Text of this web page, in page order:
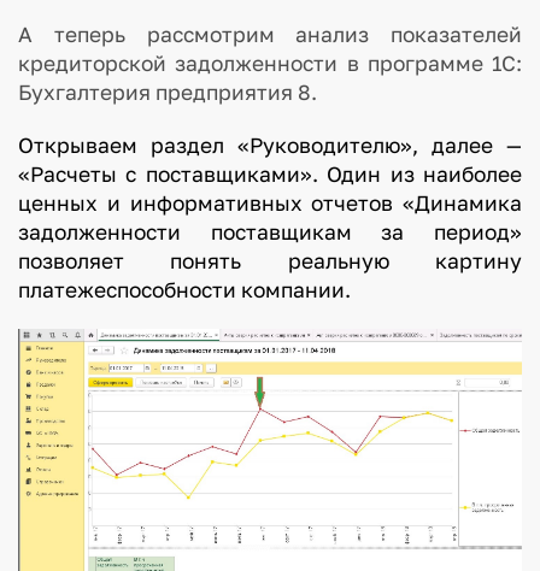
А теперь рассмотрим анализ показателей
кредиторской задолженности в программе 1С:
Бухгалтерия предприятия 8.
Открываем раздел «Руководителю», далее —
«Расчеты с поставщиками». Один из наиболее
ценных и информативных отчетов «Динамика
задолженности поставщикам за период»
позволяет понять реальную картину
платежеспособности компании.